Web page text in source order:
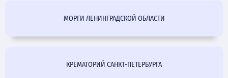
МОРГИ ЛЕНИНГРАДСКОЙ ОБЛАСТИ
КРЕМАТОРИЙ САНКТ-ПЕТЕРБУРГА